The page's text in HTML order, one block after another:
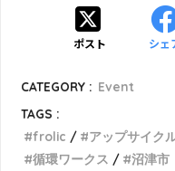
ポスト シェ
CATEGORY : Event
TAGS :
frolic
アップサイク
循環ワークス
沼津市